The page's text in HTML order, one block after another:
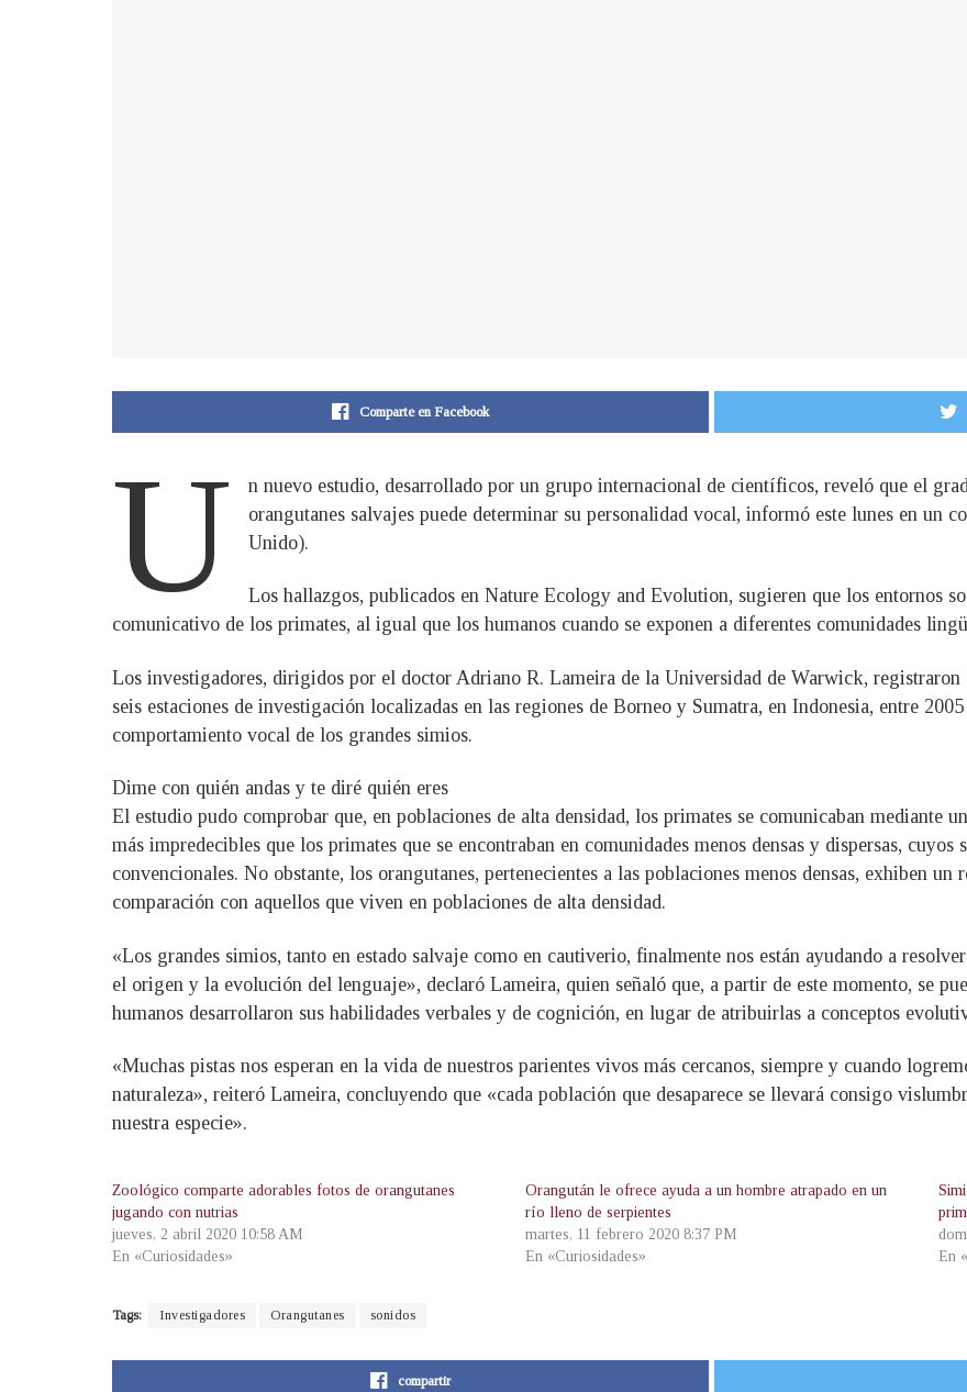
Comparte en Facebook
U
n nuevo estudio, desarrollado por un grupo internacional de científicos, reveló que el
orangutanes salvajes puede determinar su personalidad vocal, informó este lunes en un
Unido).
Los hallazgos, publicados en Nature Ecology and Evolution, sugieren que los entornos
comunicativo de los primates, al igual que los humanos cuando se exponen a diferentes comunidades
Los investigadores, dirigidos por el doctor Adriano R. Lameira de la Universidad de Warwick, registraron
seis estaciones de investigación localizadas en las regiones de Borneo y Sumatra, en Indonesia, entre
comportamiento vocal de los grandes simios.
Dime con quién andas y te diré quién eres
El estudio pudo comprobar que, en poblaciones de alta densidad, los primates se comunicaban mediante
más impredecibles que los primates que se encontraban en comunidades menos densas y dispersas,
convencionales. No obstante, los orangutanes, pertenecientes a las poblaciones menos densas, exhiben
comparación con aquellos que viven en poblaciones de alta densidad.
«Los grandes simios, tanto en estado salvaje como en cautiverio, finalmente nos están ayudando a
el origen y la evolución del lenguaje», declaró Lameira, quien señaló que, a partir de este momento, se
humanos desarrollaron sus habilidades verbales y de cognición, en lugar de atribuirlas a conceptos
«Muchas pistas nos esperan en la vida de nuestros parientes vivos más cercanos, siempre y cuando
naturaleza», reiteró Lameira, concluyendo que «cada población que desaparece se llevará consigo
nuestra especie».
Zoológico comparte adorables fotos de orangutanes
jugando con nutrias
jueves, 2 abril 2020 10:58 AM
En «Curiosidades»
Orangután le ofrece ayuda a un hombre atrapado en un
río lleno de serpientes
martes, 11 febrero 2020 8:37 PM
En «Curiosidades»
En
Tags: Investigadores Orangutanes sonidos
compartir